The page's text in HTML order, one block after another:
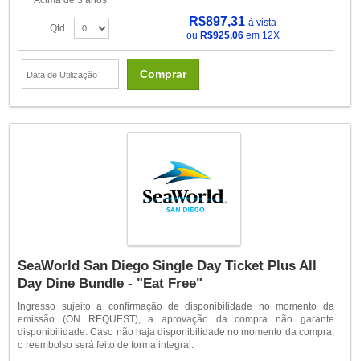
Qtd R$897,31à vista
ou R$925,06em 12X
Comprar
SeaWorld San Diego Single Day Ticket Plus All
Day Dine Bundle - "Eat Free"
Ingresso sujeito a confirmação de disponibilidade no momento da
emissão (ON REQUEST), a aprovação da compra não garante
disponibilidade. Caso não haja disponibilidade no momento da compra,
o reembolso será feito de forma integral.